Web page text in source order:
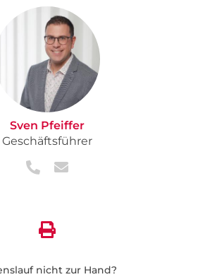
Sven Pfeiffer
Geschäftsführer
nicht zur Hand?